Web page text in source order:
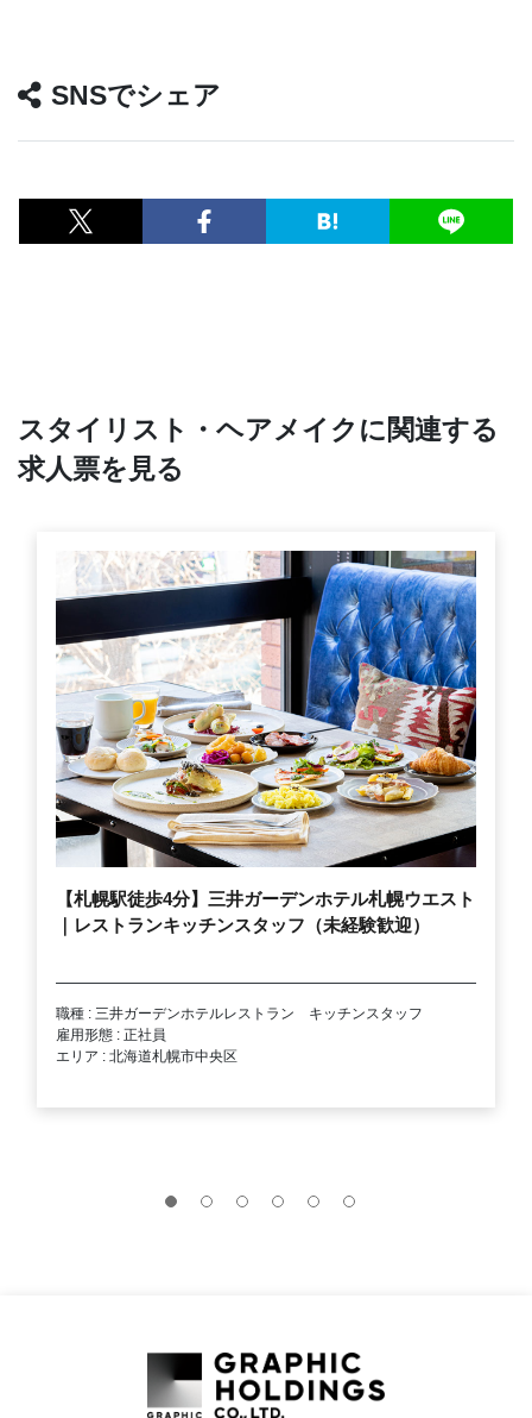
SNSでシェア
スタイリスト・ヘアメイクに関連する
求人票を見る
【札幌駅徒歩4分】三井ガーデンホテル札幌ウエスト
｜レストランキッチンスタッフ（未経験歓迎）
職種 : 三井ガーデンホテルレストラン キッチンスタッフ
雇用形態 : 正社員
エリア : 北海道札幌市中央区